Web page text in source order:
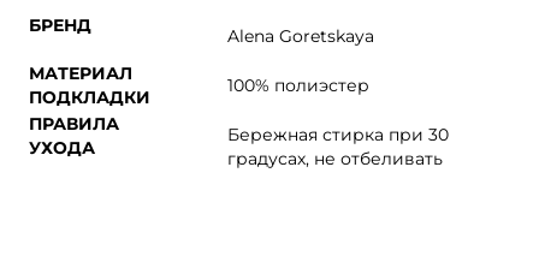
БРЕНД
Alena Goretskaya
МАТЕРИАЛ
ПОДКЛАДКИ
100% полиэстер
ПРАВИЛА
УХОДА
Бережная стирка при 30
градусах, не отбеливать